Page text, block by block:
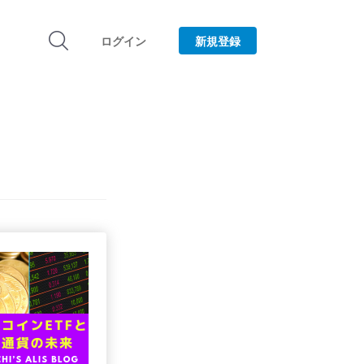
ログイン 新規登録